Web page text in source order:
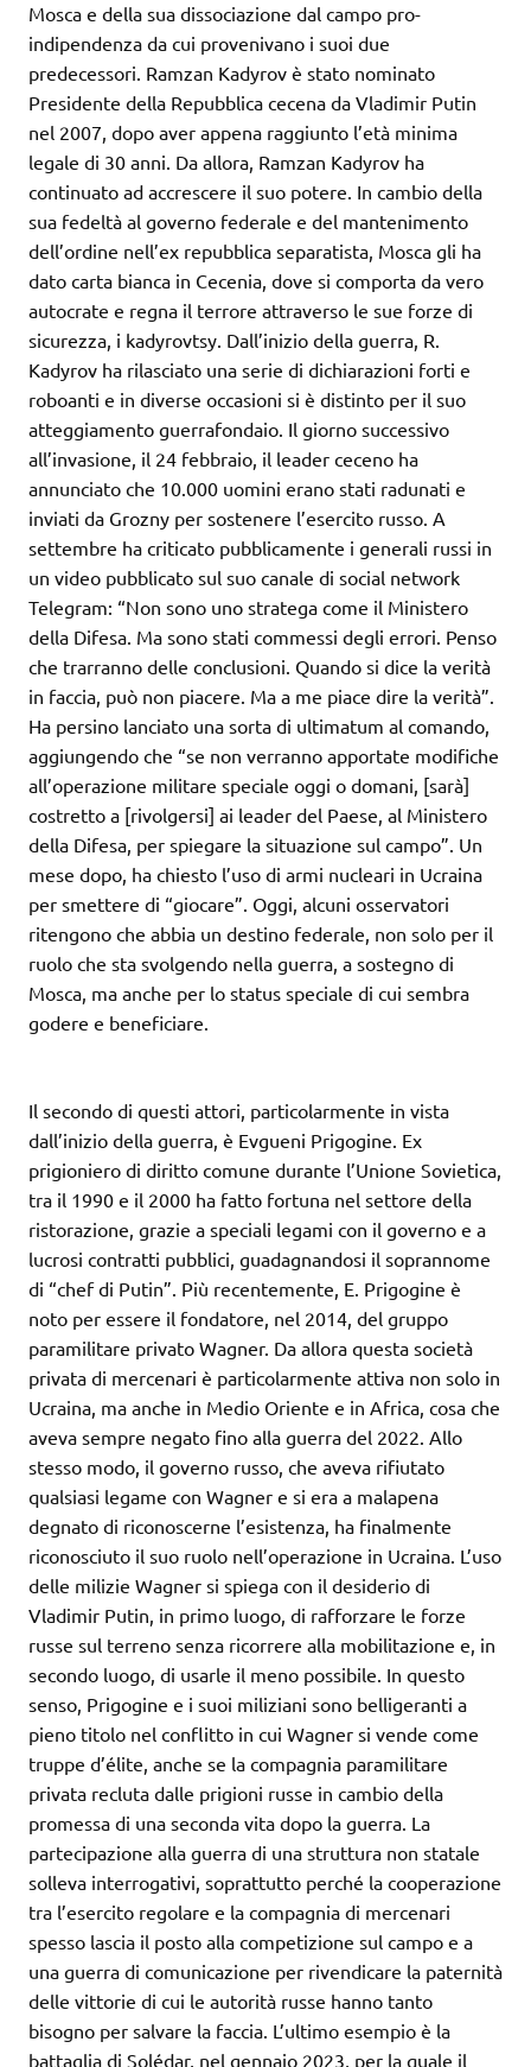
Mosca e della sua dissociazione dal campo pro-
indipendenza da cui provenivano i suoi due
predecessori. Ramzan Kadyrov è stato nominato
Presidente della Repubblica cecena da Vladimir Putin
nel 2007, dopo aver appena raggiunto l’età minima
legale di 30 anni. Da allora, Ramzan Kadyrov ha
continuato ad accrescere il suo potere. In cambio della
sua fedeltà al governo federale e del mantenimento
dell’ordine nell’ex repubblica separatista, Mosca gli ha
dato carta bianca in Cecenia, dove si comporta da vero
autocrate e regna il terrore attraverso le sue forze di
sicurezza, i kadyrovtsy. Dall’inizio della guerra, R.
Kadyrov ha rilasciato una serie di dichiarazioni forti e
roboanti e in diverse occasioni si è distinto per il suo
atteggiamento guerrafondaio. Il giorno successivo
all’invasione, il 24 febbraio, il leader ceceno ha
annunciato che 10.000 uomini erano stati radunati e
inviati da Grozny per sostenere l’esercito russo. A
settembre ha criticato pubblicamente i generali russi in
un video pubblicato sul suo canale di social network
Telegram: “Non sono uno stratega come il Ministero
della Difesa. Ma sono stati commessi degli errori. Penso
che trarranno delle conclusioni. Quando si dice la verità
in faccia, può non piacere. Ma a me piace dire la verità”.
Ha persino lanciato una sorta di ultimatum al comando,
aggiungendo che “se non verranno apportate modifiche
all’operazione militare speciale oggi o domani, [sarà]
costretto a [rivolgersi] ai leader del Paese, al Ministero
della Difesa, per spiegare la situazione sul campo”. Un
mese dopo, ha chiesto l’uso di armi nucleari in Ucraina
per smettere di “giocare”. Oggi, alcuni osservatori
ritengono che abbia un destino federale, non solo per il
ruolo che sta svolgendo nella guerra, a sostegno di
Mosca, ma anche per lo status speciale di cui sembra
godere e beneficiare.
Il secondo di questi attori, particolarmente in vista
dall’inizio della guerra, è Evgueni Prigogine. Ex
prigioniero di diritto comune durante l’Unione Sovietica,
tra il 1990 e il 2000 ha fatto fortuna nel settore della
ristorazione, grazie a speciali legami con il governo e a
lucrosi contratti pubblici, guadagnandosi il soprannome
di “chef di Putin”. Più recentemente, E. Prigogine è
noto per essere il fondatore, nel 2014, del gruppo
paramilitare privato Wagner. Da allora questa società
privata di mercenari è particolarmente attiva non solo in
Ucraina, ma anche in Medio Oriente e in Africa, cosa che
aveva sempre negato fino alla guerra del 2022. Allo
stesso modo, il governo russo, che aveva rifiutato
qualsiasi legame con Wagner e si era a malapena
degnato di riconoscerne l’esistenza, ha finalmente
riconosciuto il suo ruolo nell’operazione in Ucraina. L’uso
delle milizie Wagner si spiega con il desiderio di
Vladimir Putin, in primo luogo, di rafforzare le forze
russe sul terreno senza ricorrere alla mobilitazione e, in
secondo luogo, di usarle il meno possibile. In questo
senso, Prigogine e i suoi miliziani sono belligeranti a
pieno titolo nel conflitto in cui Wagner si vende come
truppe d’élite, anche se la compagnia paramilitare
privata recluta dalle prigioni russe in cambio della
promessa di una seconda vita dopo la guerra. La
partecipazione alla guerra di una struttura non statale
solleva interrogativi, soprattutto perché la cooperazione
tra l’esercito regolare e la compagnia di mercenari
spesso lascia il posto alla competizione sul campo e a
una guerra di comunicazione per rivendicare la paternità
delle vittorie di cui le autorità russe hanno tanto
bisogno per salvare la faccia. L’ultimo esempio è la
battaglia di Solédar, nel gennaio 2023, per la quale il